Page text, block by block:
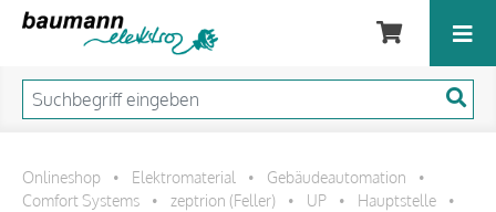
Onlineshop • Elektromaterial • Gebäudeautomation
•
Comfort Systems
• zeptrion (Feller) • UP • Hauptstelle
•